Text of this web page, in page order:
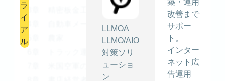
ラ
イ
ア
ル
LLMOA
LLMO/AIO
対策ソリ
ューショ
ン
築・運用
改善まで
サポー
ト。
インター
ネット広
告運用
4章 自動車メーカー工場長
6章 トラック運転手
7章 米国空軍のスペシャリスト